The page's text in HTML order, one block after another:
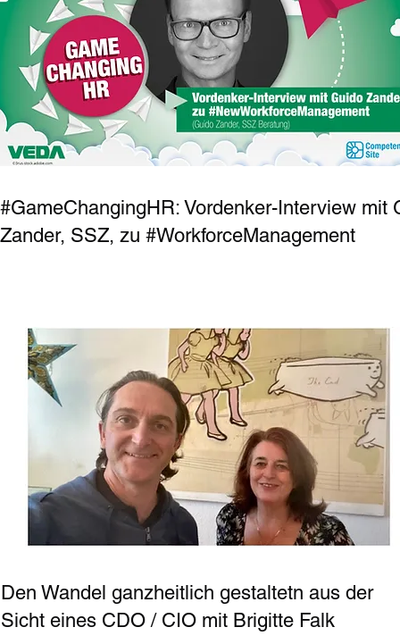
#GameChangingHR: Vordenker-Interview mit
Zander, SSZ, zu #WorkforceManagement
Den Wandel ganzheitlich gestaltetn aus der
Sicht eines CDO / CIO mit Brigitte Falk